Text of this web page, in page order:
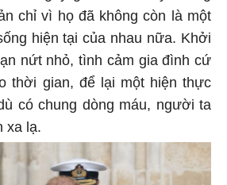
chỉ vì họ đã không còn là một
hiện tại của nhau nữa. Khởi
nứt nhỏ, tình cảm gia đình cứ
thời gian, để lại một hiện thực
có chung dòng máu, người ta
lạ.